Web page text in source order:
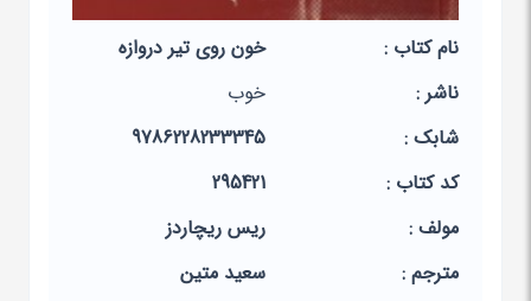
نام کتاب :
خون روی تیر دروازه
ناشر :
خوب
شابک :
9786228233345
کد کتاب :
295421
مولف :
ریس ریچاردز
مترجم :
سعید متین